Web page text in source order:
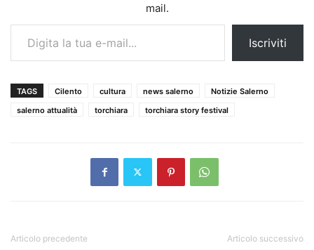
mail.
Digita la tua e-mail...
Iscriviti
TAGS Cilento cultura news salerno
Notizie Salerno
salerno attualità
torchiara torchiara story festival
Articolo precedente Articolo successivo